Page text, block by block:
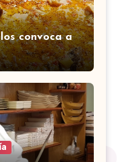
convoca a